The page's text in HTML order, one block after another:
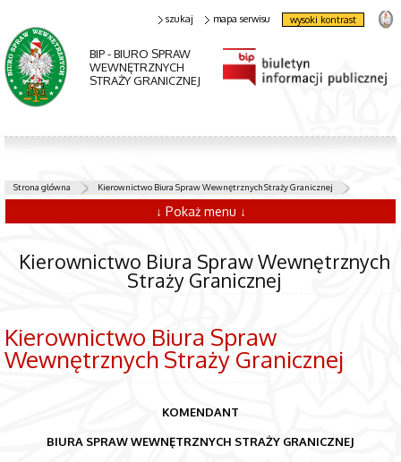
BIP - BIURO SPRAW
WEWNĘTRZNYCH
STRAŻY GRANICZNEJ
szukaj mapa serwisu wysoki kontrast
Strona główna Kierownictwo Biura Spraw Wewnętrznych Straży Granicznej
↓ Pokaż menu ↓
Kierownictwo Biura Spraw Wewnętrznych
Straży Granicznej
Kierownictwo Biura Spraw
Wewnętrznych Straży Granicznej
KOMENDANT
BIURA SPRAW WEWNĘTRZNYCH STRAŻY GRANICZNEJ